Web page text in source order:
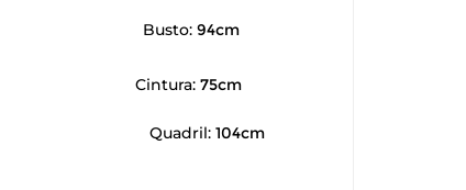
Busto: 94cm
Cintura: 75cm
Quadril: 104cm